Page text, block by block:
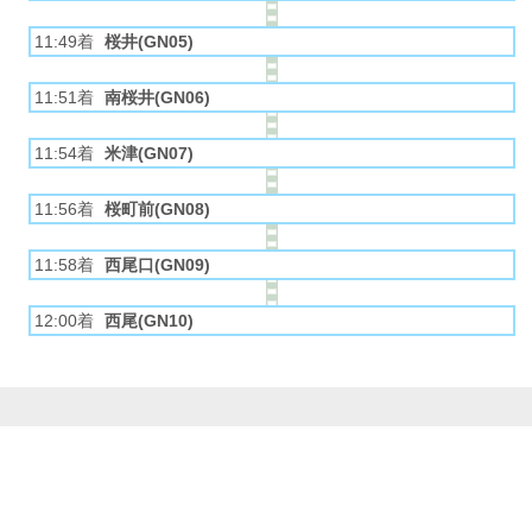
11:49着 桜井(GN05)
11:51着 南桜井(GN06)
11:54着 米津(GN07)
11:56着 桜町前(GN08)
11:58着 西尾口(GN09)
12:00着 西尾(GN10)